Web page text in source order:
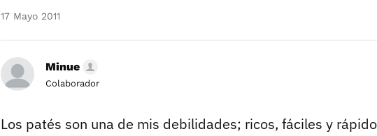
17 Mayo 2011
Minue
Colaborador
Los patés son una de mis debilidades; ricos, fáciles y